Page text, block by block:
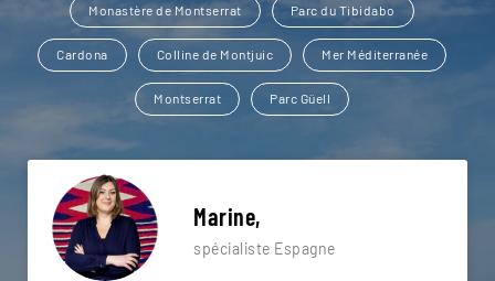
Monastère de Montserrat Parc du Tibidabo
Cardona Colline de Montjuic Mer Méditerranée
Montserrat Parc Güell
Marine,
spécialiste Espagne